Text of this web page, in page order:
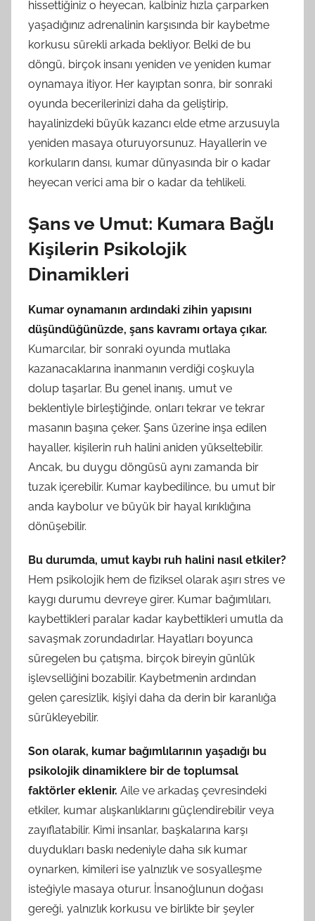
hissettiğiniz o heyecan, kalbiniz hızla çarparken
yaşadığınız adrenalinin karşısında bir kaybetme
korkusu sürekli arkada bekliyor. Belki de bu
döngü, birçok insanı yeniden ve yeniden kumar
oynamaya itiyor. Her kayıptan sonra, bir sonraki
oyunda becerilerinizi daha da geliştirip,
hayalinizdeki büyük kazancı elde etme arzusuyla
yeniden masaya oturuyorsunuz. Hayallerin ve
korkuların dansı, kumar dünyasında bir o kadar
heyecan verici ama bir o kadar da tehlikeli.
Şans ve Umut: Kumara Bağlı
Kişilerin Psikolojik
Dinamikleri
Kumar oynamanın ardındaki zihin yapısını
düşündüğünüzde, şans kavramı ortaya çıkar.
Kumarcılar, bir sonraki oyunda mutlaka
kazanacaklarına inanmanın verdiği coşkuyla
dolup taşarlar. Bu genel inanış, umut ve
beklentiyle birleştiğinde, onları tekrar ve tekrar
masanın başına çeker. Şans üzerine inşa edilen
hayaller, kişilerin ruh halini aniden yükseltebilir.
Ancak, bu duygu döngüsü aynı zamanda bir
tuzak içerebilir. Kumar kaybedilince, bu umut bir
anda kaybolur ve büyük bir hayal kırıklığına
dönüşebilir.
Bu durumda, umut kaybı ruh halini nasıl etkiler?
Hem psikolojik hem de fiziksel olarak aşırı stres ve
kaygı durumu devreye girer. Kumar bağımlıları,
kaybettikleri paralar kadar kaybettikleri umutla da
savaşmak zorundadırlar. Hayatları boyunca
süregelen bu çatışma, birçok bireyin günlük
işlevselliğini bozabilir. Kaybetmenin ardından
gelen çaresizlik, kişiyi daha da derin bir karanlığa
sürükleyebilir.
Son olarak, kumar bağımlılarının yaşadığı bu
psikolojik dinamiklere bir de toplumsal
faktörler eklenir. Aile ve arkadaş çevresindeki
etkiler, kumar alışkanlıklarını güçlendirebilir veya
zayıflatabilir. Kimi insanlar, başkalarına karşı
duydukları baskı nedeniyle daha sık kumar
oynarken, kimileri ise yalnızlık ve sosyalleşme
isteğiyle masaya oturur. İnsanoğlunun doğası
gereği, yalnızlık korkusu ve birlikte bir şeyler